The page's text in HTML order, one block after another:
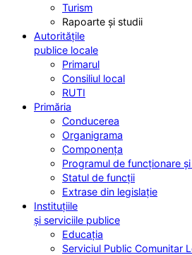
Turism
Rapoarte și studii
Autoritățile
publice locale
Primarul
Consiliul local
RUTI
Primăria
Conducerea
Organigrama
Componența
Programul de funcționare
Statul de funcții
Extrase din legislație
Instituțiile
și serviciile publice
Educația
Serviciul Public Comunitar